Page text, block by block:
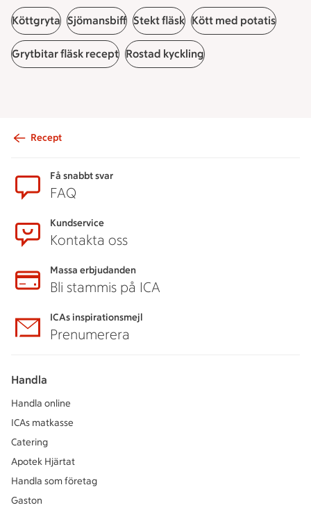
Köttgryta Sjömansbiff Stekt fläsk Kött med potatis
Grytbitar fläsk recept Rostad kyckling
Recept
Få snabbt svar
FAQ
Kundservice
Kontakta oss
Massa erbjudanden
Bli stammis på ICA
ICAs inspirationsmejl
Prenumerera
Handla
Handla online
ICAs matkasse
Catering
Apotek Hjärtat
Handla som företag
Gaston